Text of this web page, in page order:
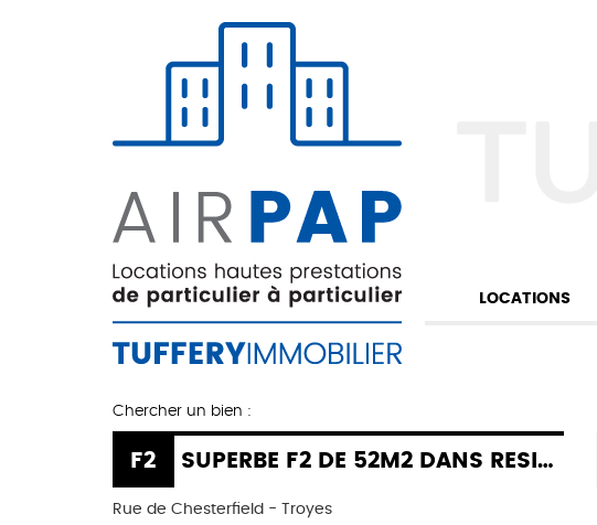
LOCATIONS
Chercher un bien :
F2 SUPERBE F2 DE 52M2 DANS RESIDENCE CALME RUE CHESTERFIELD A TROYES AVEC PETIT JARDIN PRIVE
Rue de Chesterfield - Troyes